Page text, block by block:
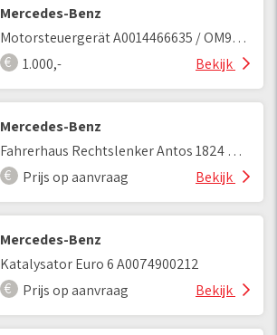
Mercedes-Benz
Motorsteuergerät A0014466635 / OM936LA Euro 6
1.000,-
Bekijk
Mercedes-Benz
Fahrerhaus Rechtslenker Antos 1824 Baujahr 2017
Prijs op aanvraag
Bekijk
Mercedes-Benz
Katalysator Euro 6 A0074900212
Prijs op aanvraag
Bekijk